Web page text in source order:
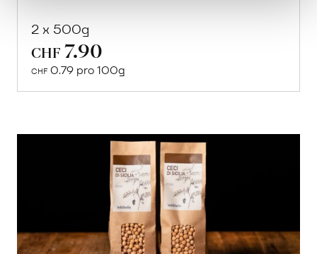
2 x 500g
CHF 7.90
CHF 0.79 pro 100g
Warenkorb